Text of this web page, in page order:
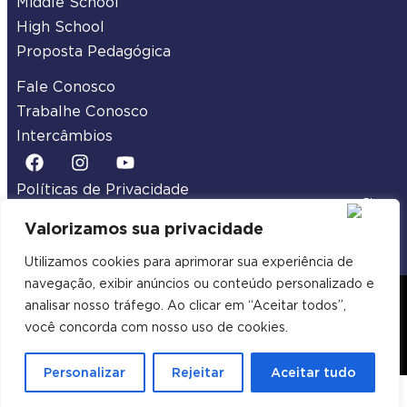
Valorizamos sua privacidade
Utilizamos cookies para aprimorar sua experiência de
navegação, exibir anúncios ou conteúdo personalizado e
analisar nosso tráfego. Ao clicar em “Aceitar todos”,
você concorda com nosso uso de cookies.
Personalizar Rejeitar Aceitar tudo
High School
Proposta Pedagógica
Fale Conosco
Trabalhe Conosco
Intercâmbios
Políticas de Privacidade
2026 Legacy School | Todos os Direitos
Reservados